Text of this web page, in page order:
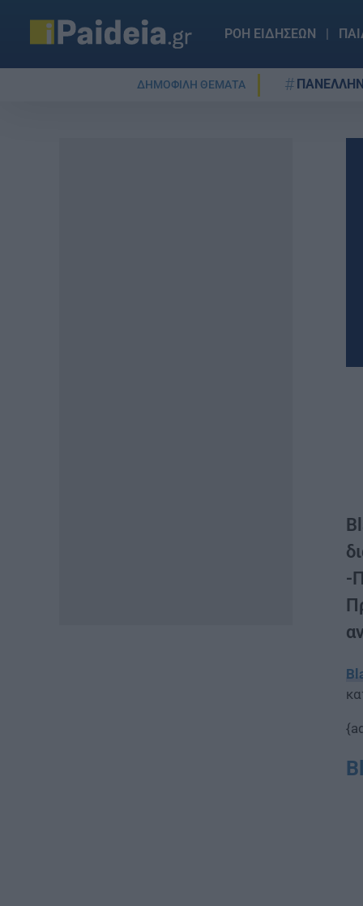
ΡΟΗ ΕΙΔΗΣΕΩΝ
ΔΗΜΟΦΙΛΗ ΘΕΜΑΤΑ
-